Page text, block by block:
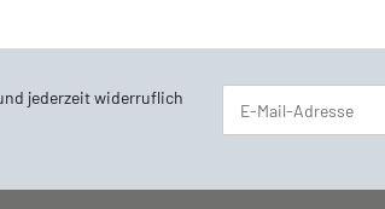
jederzeit widerruflich